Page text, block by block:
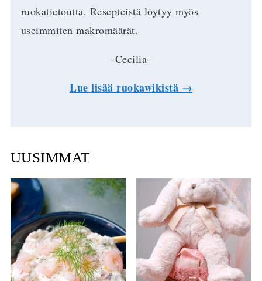
ruokatietoutta. Resepteistä löytyy myös
useimmiten makromäärät.
-Cecilia-
Lue lisää ruokawikistä →
UUSIMMAT